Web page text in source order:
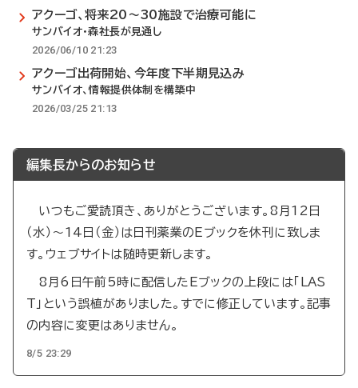
アクーゴ、将来20～30施設で治療可能に
サンバイオ・森社長が見通し
2026/06/10 21:23
アクーゴ出荷開始、今年度下半期見込み
サンバイオ、情報提供体制を構築中
2026/03/25 21:13
編集長からのお知らせ
いつもご愛読頂き、ありがとうございます。8月12日
（水）～14日（金）は日刊薬業のEブックを休刊に致しま
す。ウェブサイトは随時更新します。
8月6日午前5時に配信したEブックの上段には「LAS
T」という誤植がありました。すでに修正しています。記事
の内容に変更はありません。
8/5 23:29